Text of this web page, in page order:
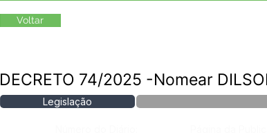
Voltar
DECRETO 74/2025 -Nomear
Legislação